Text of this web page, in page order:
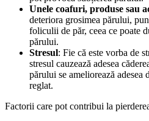
Unele coafuri, produse sau
deteriora grosimea părului,
foliculii de păr, ceea ce poate
părului.
Stresul: Fie că este vorba de
stresul cauzează adesea
părului se ameliorează adesea
reglat.
Factorii care pot contribui la